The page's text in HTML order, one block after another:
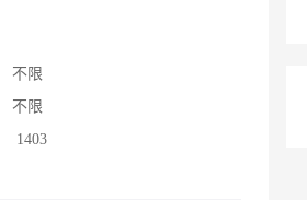
不限
不限
1403